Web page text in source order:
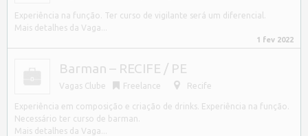
Experiência na função. Ter curso de vigilante será um diferencial.
Mais detalhes da Vaga...
1 fev 2022
Barman – RECIFE / PE
Vagas Clube Freelance Recife
Experiência em composição e criação de drinks. Experiência na função.
Necessário ter curso de barman.
Mais detalhes da Vaga...